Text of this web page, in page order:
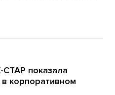
показала
корпоративном